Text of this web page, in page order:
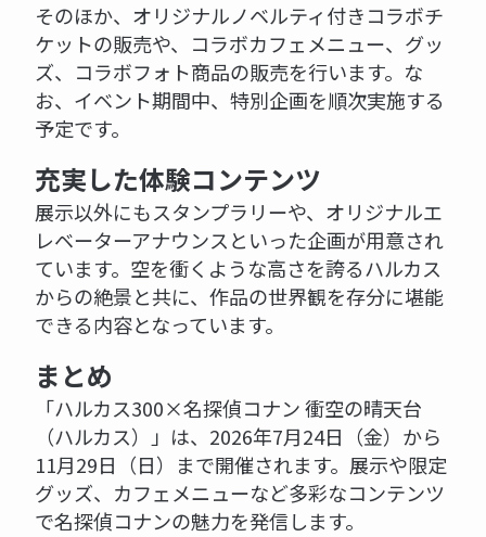
そのほか、オリジナルノベルティ付きコラボチ
ケットの販売や、コラボカフェメニュー、グッ
ズ、コラボフォト商品の販売を行います。な
お、イベント期間中、特別企画を順次実施する
予定です。
充実した体験コンテンツ
展示以外にもスタンプラリーや、オリジナルエ
レベーターアナウンスといった企画が用意され
ています。空を衝くような高さを誇るハルカス
からの絶景と共に、作品の世界観を存分に堪能
できる内容となっています。
まとめ
「ハルカス300×名探偵コナン 衝空の晴天台
（ハルカス）」は、2026年7月24日（金）から
11月29日（日）まで開催されます。展示や限定
グッズ、カフェメニューなど多彩なコンテンツ
で名探偵コナンの魅力を発信します。